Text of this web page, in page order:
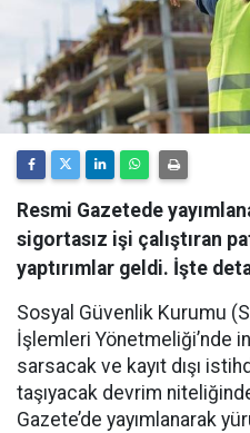
Resmi Gazetede
sigortasız işi çalıştıran
yaptırımlar geldi. İşte
Sosyal Güvenlik Kurumu
İşlemleri Yönetmeliği’nde
sarsacak ve kayıt dışı
taşıyacak devrim
Gazete’de yayımlanarak